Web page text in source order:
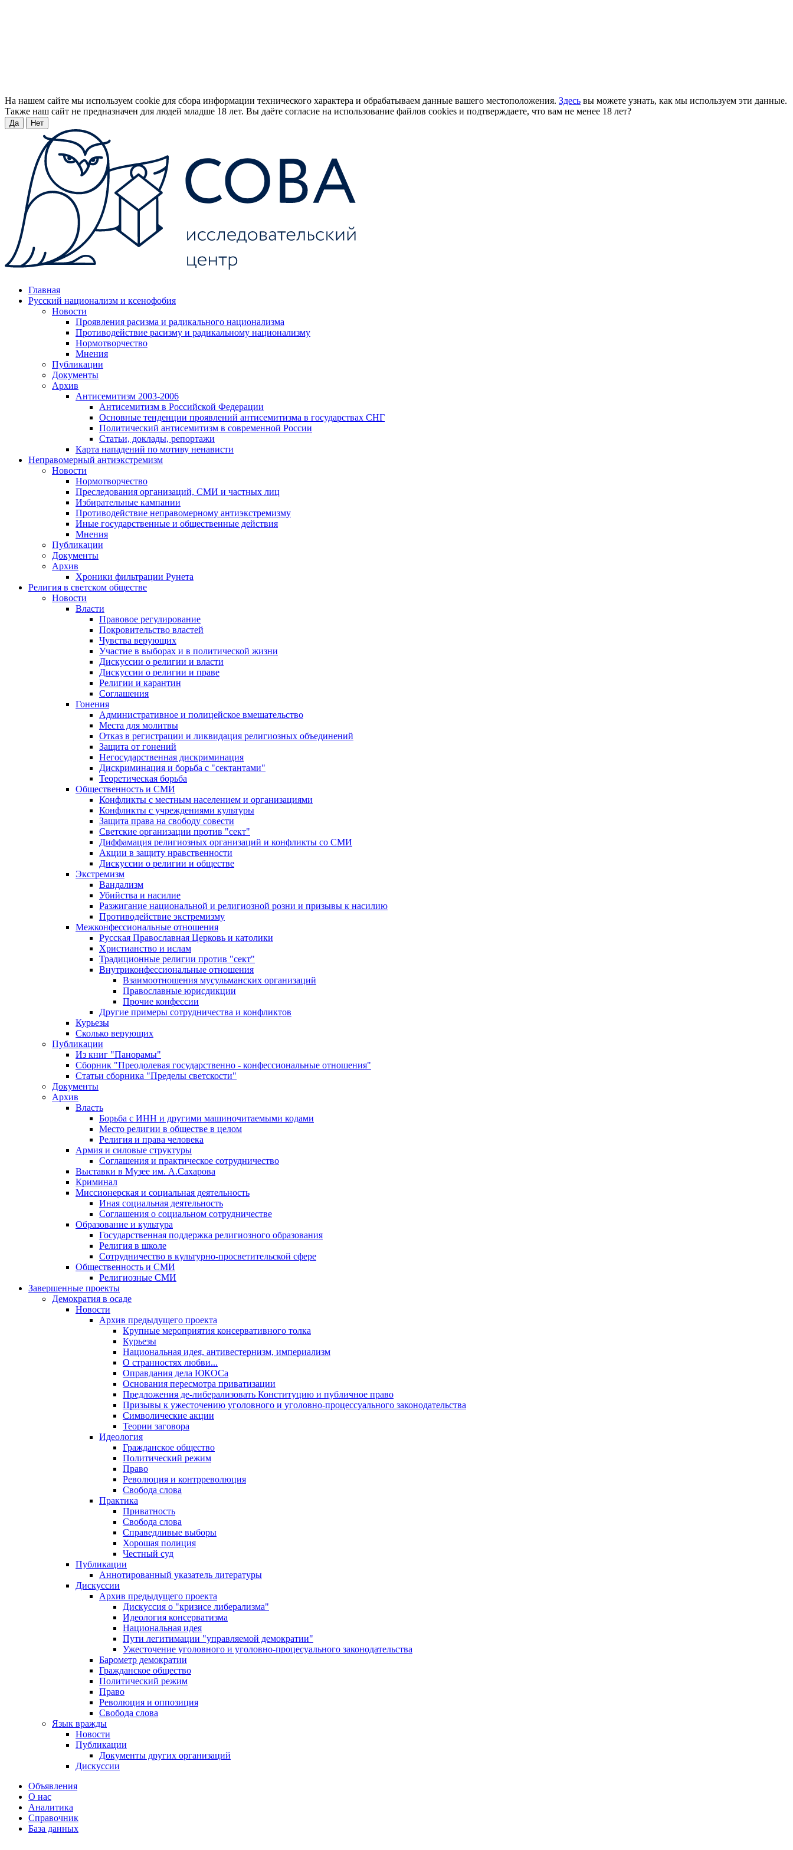
На нашем сайте мы используем cookie для сбора информации технического характера и обрабатываем данные вашего местоположения. Здесь вы можете узнать, как мы используем эти данные.
Также наш сайт не предназначен для людей младше 18 лет. Вы даёте согласие на использование файлов cookies и подтверждаете, что вам не менее 18 лет?
Да Нет
Главная
Русский национализм и ксенофобия
Новости
Проявления расизма и радикального национализма
Противодействие расизму и радикальному национализму
Нормотворчество
Мнения
Публикации
Документы
Архив
Антисемитизм 2003-2006
Антисемитизм в Российской Федерации
Основные тенденции проявлений антисемитизма в государствах СНГ
Политический антисемитизм в современной России
Статьи, доклады, репортажи
Карта нападений по мотиву ненависти
Неправомерный антиэкстремизм
Новости
Нормотворчество
Преследования организаций, СМИ и частных лиц
Избирательные кампании
Противодействие неправомерному антиэкстремизму
Иные государственные и общественные действия
Мнения
Публикации
Документы
Архив
Хроники фильтрации Рунета
Религия в светском обществе
Новости
Власти
Правовое регулирование
Покровительство властей
Чувства верующих
Участие в выборах и в политической жизни
Дискуссии о религии и власти
Дискуссии о религии и праве
Религии и карантин
Соглашения
Гонения
Административное и полицейское вмешательство
Места для молитвы
Отказ в регистрации и ликвидация религиозных объединений
Защита от гонений
Негосударственная дискриминация
Дискриминация и борьба с "сектантами"
Теоретическая борьба
Общественность и СМИ
Конфликты с местным населением и организациями
Конфликты с учреждениями культуры
Защита права на свободу совести
Светские организации против "сект"
Диффамация религиозных организаций и конфликты со СМИ
Акции в защиту нравственности
Дискуссии о религии и обществе
Экстремизм
Вандализм
Убийства и насилие
Разжигание национальной и религиозной розни и призывы к насилию
Противодействие экстремизму
Межконфессиональные отношения
Русская Православная Церковь и католики
Христианство и ислам
Традиционные религии против "сект"
Внутриконфессиональные отношения
Взаимоотношения мусульманских организаций
Православные юрисдикции
Прочие конфессии
Другие примеры сотрудничества и конфликтов
Курьезы
Сколько верующих
Публикации
Из книг "Панорамы"
Сборник "Преодолевая государственно - конфессиональные отношения"
Статьи сборника "Пределы светскости"
Документы
Архив
Власть
Борьба с ИНН и другими машиночитаемыми кодами
Место религии в обществе в целом
Религия и права человека
Армия и силовые структуры
Соглашения и практическое сотрудничество
Выставки в Музее им. А.Сахарова
Криминал
Миссионерская и социальная деятельность
Иная социальная деятельность
Соглашения о социальном сотрудничестве
Образование и культура
Государственная поддержка религиозного образования
Религия в школе
Сотрудничество в культурно-просветительской сфере
Общественность и СМИ
Религиозные СМИ
Завершенные проекты
Демократия в осаде
Новости
Архив предыдущего проекта
Крупные мероприятия консервативного толка
Курьезы
Национальная идея, антивестернизм, империализм
О странностях любви...
Оправдания дела ЮКОСа
Основания пересмотра приватизации
Предложения де-либерализовать Конституцию и публичное право
Призывы к ужесточению уголовного и уголовно-процессуального законодательства
Символические акции
Теории заговора
Идеология
Гражданское общество
Политический режим
Право
Революция и контрреволюция
Свобода слова
Практика
Приватность
Свобода слова
Справедливые выборы
Хорошая полиция
Честный суд
Публикации
Аннотированный указатель литературы
Дискуссии
Архив предыдущего проекта
Дискуссия о "кризисе либерализма"
Идеология консерватизма
Национальная идея
Пути легитимации "управляемой демократии"
Ужесточение уголовного и уголовно-процесуального законодательства
Барометр демократии
Гражданское общество
Политический режим
Право
Революция и оппозиция
Свобода слова
Язык вражды
Новости
Публикации
Документы других организаций
Дискуссии
Объявления
О нас
Аналитика
Справочник
База данных